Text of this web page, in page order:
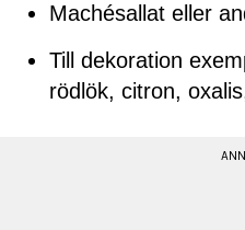
Machésallat eller
Till dekoration
rödlök, citron,